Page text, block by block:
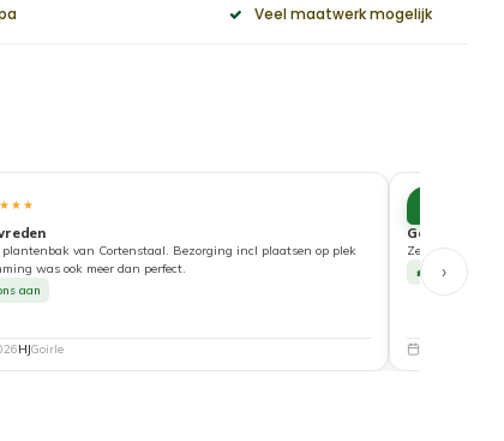
Veel maatwerk mogelijk
plantenbak van Cortenstaal. Bezorging incl plaatsen op plek
was ook meer dan perfect.
aan
HJGoirle
Goede
Zeer tevreden
Beveelt ons
›